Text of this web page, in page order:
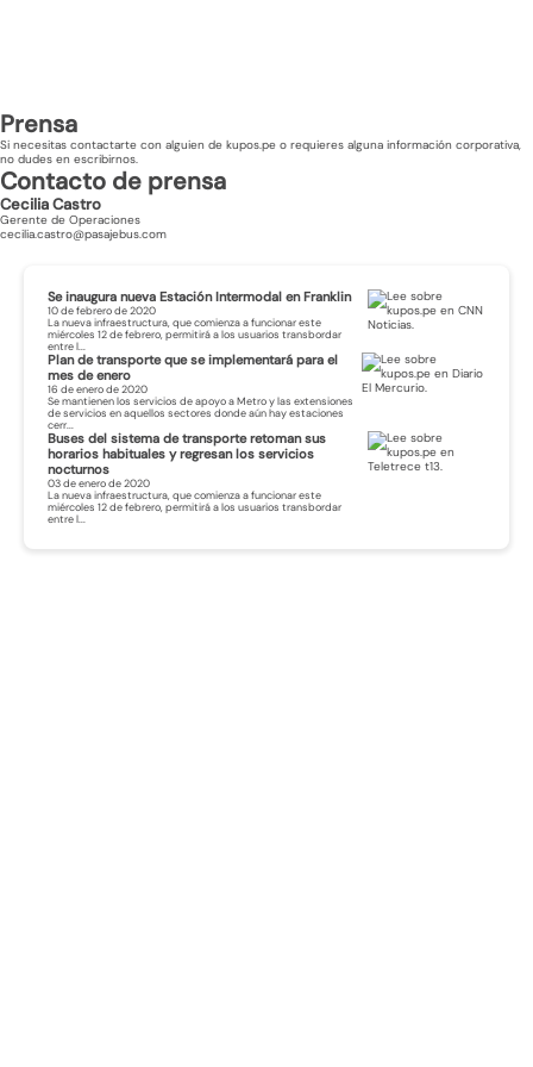
Prensa
Si necesitas contactarte con alguien de kupos.pe o requieres alguna información corporativa,
no dudes en escribirnos.
Contacto de prensa
Cecilia Castro
Gerente de Operaciones
cecilia.castro@pasajebus.com
Se inaugura nueva Estación Intermodal en Franklin
10 de febrero de 2020
La nueva infraestructura, que comienza a funcionar este
miércoles 12 de febrero, permitirá a los usuarios transbordar
entre l...
Plan de transporte que se implementará para el
mes de enero
16 de enero de 2020
Se mantienen los servicios de apoyo a Metro y las extensiones
de servicios en aquellos sectores donde aún hay estaciones
cerr...
Buses del sistema de transporte retoman sus
horarios habituales y regresan los servicios
nocturnos
03 de enero de 2020
La nueva infraestructura, que comienza a funcionar este
miércoles 12 de febrero, permitirá a los usuarios transbordar
entre l...